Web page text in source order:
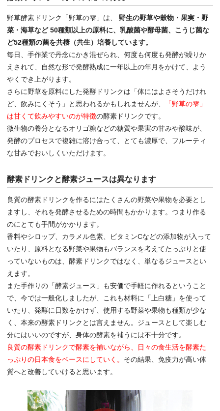
野草酵素ドリンク「野草の雫」は、 野生の野草や穀物・果実・野
菜・海草など 50種類以上の原料に、乳酸菌や酵母菌、こうじ菌な
ど52種類の菌を共棲（共生）培養しています。
毎日、手作業で丹念にかき混ぜられ、何度も何度も発酵が繰りか
えされて、自然な形で発酵熟成に一年以上の年月をかけて、よう
やくでき上がります。
さらに野草を原料にした発酵ドリンクは「体にはよさそうだけれ
ど、飲みにくそう」と思われるかもしれませんが、
「野草の雫」
は甘くて飲みやすいのが特徴の酵素ドリンクです。
微生物の養分となるオリゴ糖などの糖質や果実の甘みや酸味が、
発酵のプロセスで複雑に溶け合って、とても濃厚で、フルーティ
な甘みでおいしくいただけます。
酵素ドリンクと酵素ジュースは異なります
良質の酵素ドリンクを作るにはたくさんの野菜や果物を必要とし
ますし、それを発酵させるための時間もかかります。つまり作る
のにとても手間がかかります。
香料やシロップ、カラメル色素、ビタミンCなどの添加物が入って
いたり、原料となる野菜や果物もバランスを考えてたっぷりと使
っていないものは、酵素ドリンクではなく、単なるジュースとい
えます。
また手作りの「酵素ジュース」も安価で手軽に作れるということ
で、今では一般化しましたが、これも材料に「上白糖」を使って
いたり、発酵に日数をかけず、使用する野菜や果物も種類が少な
く、本来の酵素ドリンクとは言えません。ジュースとして楽しむ
分にはいいのですが、身体の酵素を補うには不十分です。
良質の酵素ドリンクで酵素を補いながら、日々の食生活を酵素た
っぷりの日本食をベースにしていく。 その結果、免疫力が高い体
質へと改善していけると思います。